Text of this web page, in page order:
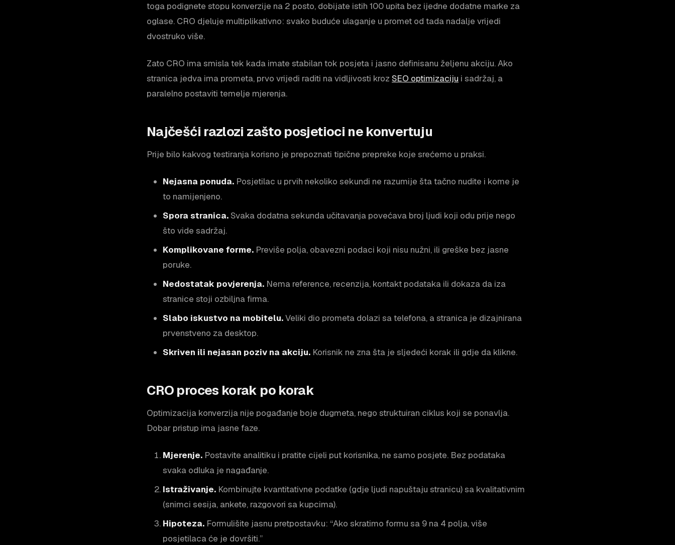
toga podignete stopu konverzije na 2 posto, dobijate istih 100 upita bez ijedne dodatne marke za
oglase. CRO djeluje multiplikativno: svako buduće ulaganje u promet od tada nadalje vrijedi
dvostruko više.
Zato CRO ima smisla tek kada imate stabilan tok posjeta i jasno definisanu željenu akciju. Ako
stranica jedva ima prometa, prvo vrijedi raditi na vidljivosti kroz SEO optimizaciju i sadržaj, a
paralelno postaviti temelje mjerenja.
Najčešći razlozi zašto posjetioci ne konvertuju
Prije bilo kakvog testiranja korisno je prepoznati tipične prepreke koje srećemo u praksi.
Nejasna ponuda. Posjetilac u prvih nekoliko sekundi ne razumije šta tačno nudite i kome je
to namijenjeno.
Spora stranica.Svaka dodatna sekunda učitavanja povećava broj ljudi koji odu prije nego
što vide sadržaj.
Komplikovane forme. Previše polja, obavezni podaci koji nisu nužni, ili greške bez jasne
poruke.
Nedostatak povjerenja. Nema reference, recenzija, kontakt podataka ili dokaza da iza
stranice stoji ozbiljna firma.
Slabo iskustvo na mobitelu.Veliki dio prometa dolazi sa telefona, a stranica je dizajnirana
prvenstveno za desktop.
Skriven ili nejasan poziv na akciju. Korisnik ne zna šta je sljedeći korak ili gdje da klikne.
CRO proces korak po korak
Optimizacija konverzija nije pogađanje boje dugmeta, nego struktuiran ciklus koji se ponavlja.
Dobar pristup ima jasne faze.
Mjerenje. Postavite analitiku i pratite cijeli put korisnika, ne samo posjete. Bez podataka
svaka odluka je nagađanje.
Istraživanje. Kombinujte kvantitativne podatke (gdje ljudi napuštaju stranicu) sa kvalitativnim
(snimci sesija, ankete, razgovori sa kupcima).
Hipoteza. Formulišite jasnu pretpostavku: “Ako skratimo formu sa 9 na 4 polja, više
posjetilaca će je dovršiti.”